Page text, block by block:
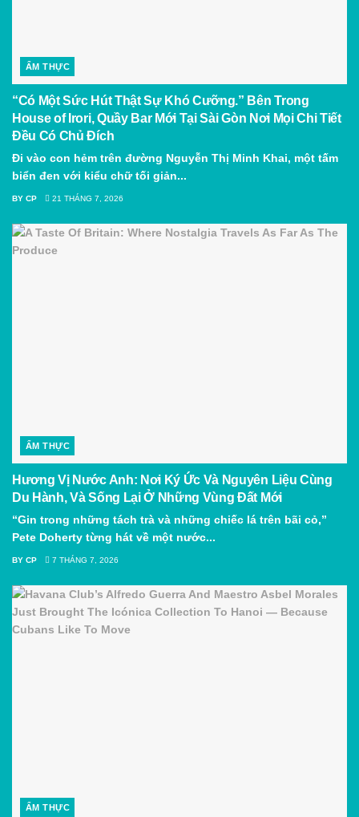
ẨM THỰC
“Có Một Sức Hút Thật Sự Khó Cưỡng.” Bên Trong
House of Irori, Quầy Bar Mới Tại Sài Gòn Nơi Mọi Chi Tiết
Đều Có Chủ Đích
Đi vào con hẻm trên đường Nguyễn Thị Minh Khai, một tấm
biển đen với kiểu chữ tối giản...
BY CP 21 THÁNG 7, 2026
ẨM THỰC
Hương Vị Nước Anh: Nơi Ký Ức Và Nguyên Liệu Cùng
Du Hành, Và Sống Lại Ở Những Vùng Đất Mới
“Gin trong những tách trà và những chiếc lá trên bãi cỏ,”
Pete Doherty từng hát về một nước...
BY CP 7 THÁNG 7, 2026
ẨM THỰC